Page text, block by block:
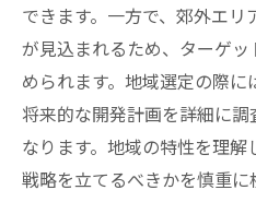
賃料相場の変動要因
将来性のあるエリ
需要動向の分析
ライフスタイルの
不動産価値の維持
できます。一方で、郊外エ
が見込まれるため、ターゲ
められます。地域選定の際
将来的な開発計画を詳細に
なります。地域の特性を理
戦略を立てるべきかを慎重に